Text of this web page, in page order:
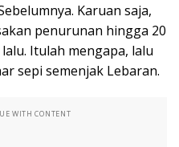
Karuan saja,
penurunan hingga 20
Itulah mengapa, lalu
sepi semenjak Lebaran.
WITH CONTENT